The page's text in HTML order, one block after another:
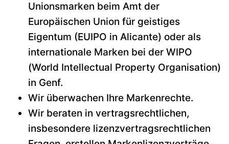
Unionsmarken beim Amt der
Europäischen Union für geistiges
Eigentum (EUIPO in Alicante) oder als
internationale Marken bei der WIPO
(World Intellectual Property Organisation)
in Genf.
Wir überwachen Ihre Markenrechte.
Wir beraten in vertragsrechtlichen,
insbesondere lizenzvertragsrechtlichen